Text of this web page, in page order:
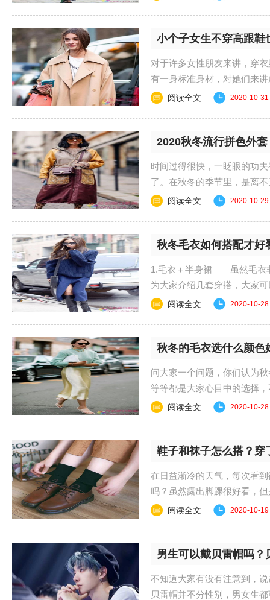
小个子女生不穿高跟鞋
对于许多女性朋友来讲，穿
有一身标准身材，对她们来
出大气场这也成为了......
阅读全文 2020-10-31
2020秋冬流行拼色外
时间过得很快，一眨眼的功
了。在秋冬的季节里，是离
的喜欢的。不知道这个......
阅读全文 2020-10-29
秋冬毛衣如何搭配才好
1.毛衣＋半身裙 虽然毛衣非
为大家介绍几套穿搭，大家
的针织方法，使得毛......
阅读全文 2020-10-28
秋冬的毛衣选什么颜色
问大家一个问题，你们认为
等等都是大家心目中的选择
绍的毛衣，同样是秋......
阅读全文 2020-10-28
鞋子和袜子怎么搭？穿
在日益渐冷的天气，每次看
吗？虽然露出脚踝很好看，
子的搭配，既好看又......
阅读全文 2020-10-19
男生可以戴贝雷帽吗？
不知道大家有没有注意到，
贝雷帽并不分性别，男女生